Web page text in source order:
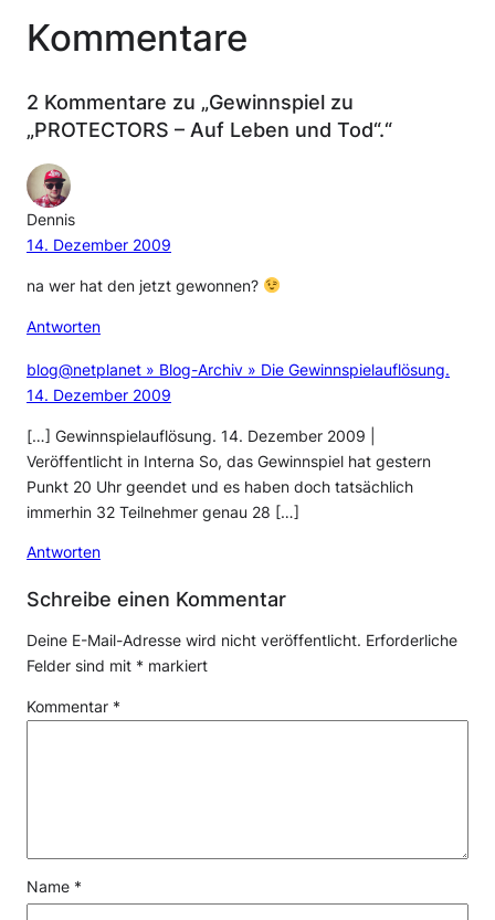
Kommentare
2 Kommentare zu „Gewinnspiel zu
„PROTECTORS – Auf Leben und Tod“.“
Dennis
14. Dezember 2009
na wer hat den jetzt gewonnen?
Antworten
blog@netplanet » Blog-Archiv » Die Gewinnspielauflösung.
14. Dezember 2009
[…] Gewinnspielauflösung. 14. Dezember 2009 |
Veröffentlicht in Interna So, das Gewinnspiel hat gestern
Punkt 20 Uhr geendet und es haben doch tatsächlich
immerhin 32 Teilnehmer genau 28 […]
Antworten
Schreibe einen Kommentar
Deine E-Mail-Adresse wird nicht veröffentlicht. Erforderliche
Felder sind mit * markiert
Kommentar *
Name *